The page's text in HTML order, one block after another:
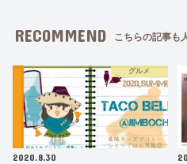
RECOMMEND こちらの記事も
グルメ
2020.8.30